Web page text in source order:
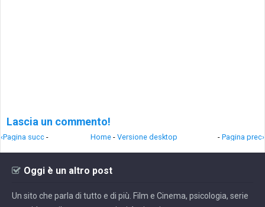
Lascia un commento!
‹Pagina succ - - Pagina prec›
Home - Versione desktop
Oggi è un altro post
Un sito che parla di tutto e di più. Film e Cinema, psicologia, serie